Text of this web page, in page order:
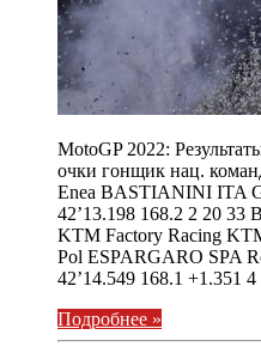
MotoGP 2022:
очки гонщик нац.
Enea BASTIANINI ITA
42’13.198 168.2 2 20 33
KTM Factory Racing
Pol ESPARGARO SPA
42’14.549 168.1 +1.351
Подробнее »